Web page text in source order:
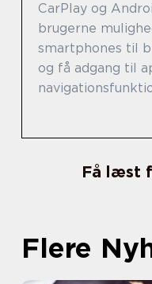
CarPlay og
brugerne
smartphones til
og få adgang til
Få læst
Flere